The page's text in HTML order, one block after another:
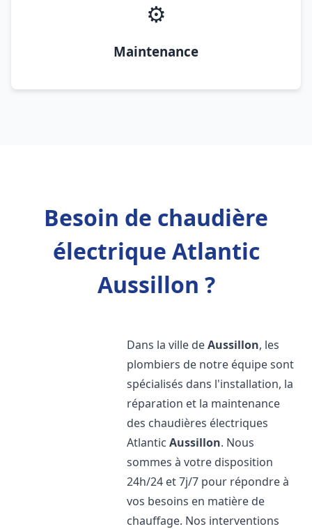
⚙️
Maintenance
Besoin de chaudière
électrique Atlantic
Aussillon ?
Dans la ville deAussillon, les
plombiers de notre équipe sont
spécialisés dans l'installation, la
réparation et la maintenance
des chaudières électriques
AtlanticAussillon. Nous
sommes à votre disposition
24h/24 et 7j/7 pour répondre à
vos besoins en matière de
chauffage. Nos interventions